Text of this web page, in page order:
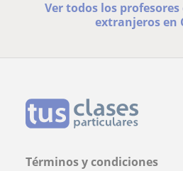
Ver todos los
extranjeros en
Términos y condiciones